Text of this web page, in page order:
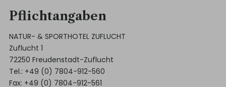
Pflichtangaben
NATUR- & SPORTHOTEL ZUFLUCHT
Zuflucht 1
72250 Freudenstadt-Zuflucht
Tel.: +49 (0) 7804-912-560
Fax: +49 (0) 7804-912-561